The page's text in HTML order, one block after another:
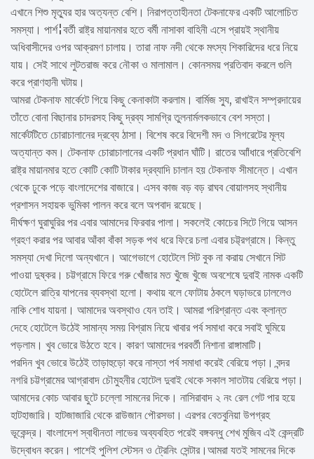
এখানে শিশু মৃত্যুর হার অত্যন্ত বেশি। নিরাপত্তাহীনতা টেকনাফের একটি আলোচিত
সমস্যা। পার্শ¦বর্তী রাষ্ট্র মায়ানমার হতে বর্মী নাসাকা বাহিনী এসে প্রায়ই স্থানীয়
অধিবাসীদের ওপর আক্রমণ চালায়। তারা নাফ নদী থেকে মৎস্য শিকারিদের ধরে নিয়ে
যায়। সেই সাথে লুটতরাজ করে নৌকা ও মালামাল। কোনসময় প্রতিবাদ করলে গুলি
করে প্রাণহানী ঘটায়।
আমরা টেকনাফ মার্কেটে গিয়ে কিছু কেনাকাটা করলাম। বার্মিজ স্যু, রাখাইন সম্প্রদায়ের
তাঁতে বোনা বিছানার চাদরসহ কিছু দ্রব্য সামগ্রি তুলনার্মলকভাবে বেশ সস্তা।
মার্কেটটিতে চোরাচালানের দ্রব্যে ঠাসা। বিশেষ করে বিদেশী মদ ও সিগরেটের মূল্য
অত্যান্ত কম। টেকনাফ চোরাচালানের একটি প্রধান ঘাঁটি। রাতের আাঁধারে প্রতিবেশি
রাষ্ট্র মায়ানমার হতে কোটি কোটি টাকার দ্রব্যাদি চালান হয় টেকনাফ সীমান্তে। এখান
থেকে ঢুকে পড়ে বাংলাদেশের বাজারে। এসব কাজ বড় বড় রাঘব বোয়ালসহ স্থানীয়
প্রশাসন সহায়ক ভুমিকা পালন করে বলে অপবাদ রয়েছে।
দীর্ঘক্ষণ ঘুরাঘুরির পর এবার আমাদের ফিরবার পালা। সকলেই কোচের সিটে গিয়ে আসন
গ্রহণ করার পর আবার আঁকা বাঁকা সড়ক পথ ধরে ফিরে চলা এবার চট্ট্রগ্রামে। কিন্তু
সমস্যা দেখা দিলো অন্যখানে। আগেভাগে হোটেলে সিট বুক না করায় সেখানে সিট
পাওয়া দুষ্কর। চট্টগ্রামে ফিরে গরু খোঁজার মত খুঁজে খুঁজে অবশেষে দুবাই নামক একটি
হোটেলে রাত্রি যাপনের ব্যবস্থা হলো। কথায় বলে ফোটায় ঠকলে ঘড়াভরে ঢাললেও
নাকি শোধ যায়না। আমাদের অবস্থাও যেন তাই। আমরা পরিশ্রান্ত এবং ক্লান্ত
দেহে হোটেলে উঠেই সামান্য সময় বিশ্রাম নিয়ে খাবার পর্ব সমাধা করে সবাই ঘুমিয়ে
পড়লাম। খুব ভোরে উঠতে হবে। কারণ আমাদের পরবর্তী নিশানা রাঙ্গামাটি।
পরদিন খুব ভোরে উঠেই তাড়াহুড়ো করে নাস্তা পর্ব সমাধা করেই বেরিয়ে পড়া। বন্দর
নগরি চট্টগ্রামের আগ্রাবাদ চৌমুহনীর হোটেল দুবাই থেকে সকাল সাতটায় বেরিয়ে পড়া।
আমাদের কোচ আবার ছুটে চল্লো সামনের দিকে। নাসিরাবাদ ২ নং রেল গেট পার হয়ে
হাটহাজারি। হাটজাজারি থেকে রাউজান পৌরসভা। এরপর বেতবুনিয়া উপগ্রহ
ভূকেন্দ্র। বাংলাদেশ স্বাধীনতা লাভের অব্যবহিত পরেই বঙ্গবন্ধু শেখ মুজিব এই কেন্দ্রটি
উদ্বোধন করেন। পাশেই পুলিশ স্টেসন ও ট্রেনিং সেন্টার।আমরা যতই সামনের দিকে